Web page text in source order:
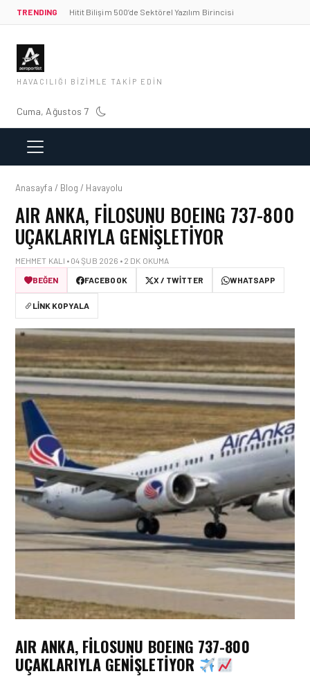
TRENDING Hitit Bilişim 500’de Sektörel Yazılım Birincisi
HAVACILIĞI BIZIMLE TAKIP EDIN
Cuma, Ağustos 7
Anasayfa / Blog / Havayolu
AIR ANKA, FILOSUNU BOEING 737-800
UÇAKLARIYLA GENIŞLETIYOR
MEHMET KALI • 04 ŞUB 2026 • 2 DK OKUMA
BEĞEN
FACEBOOK X / TWITTER WHATSAPP
LINK KOPYALA
AIR ANKA, FİLOSUNU BOEING 737-800
UÇAKLARIYLA GENİŞLETİYOR